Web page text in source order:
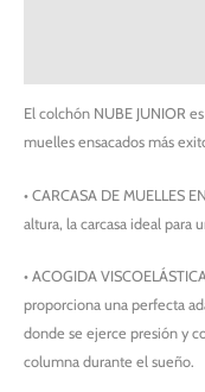
El colchón NUBE JUNIOR
muelles ensacados más
• CARCASA DE MUELLES
altura, la carcasa ideal para
• ACOGIDA
proporciona una perfecta
donde se ejerce presión y
columna durante el sueño.